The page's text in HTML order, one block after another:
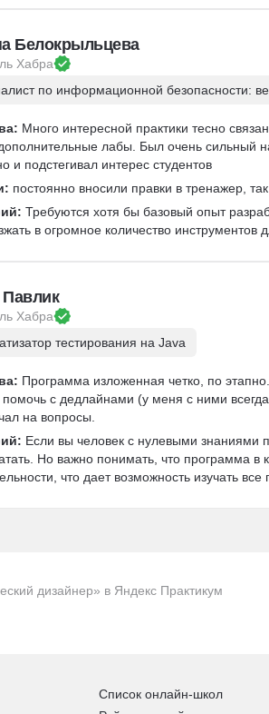
дизайнер» в Яндекс Практикум
Белокрыльцева
Хабра
по информационной безопасности:
Много интересной практики тесно
лабы. Был очень сильный
и подстегивал интерес студентов
постоянно вносили правки в тренажер,
Требуются хотя бы базовый опыт
в огромное количество инструментов
Хабра
тестирования на Java
Программа изложенная четко, по
помочь с дедлайнами (у меня с ними
на вопросы.
Если вы человек с нулевыми знаниями
Но важно понимать, что программа в
что дает возможность изучать все
Список онлайн-школ